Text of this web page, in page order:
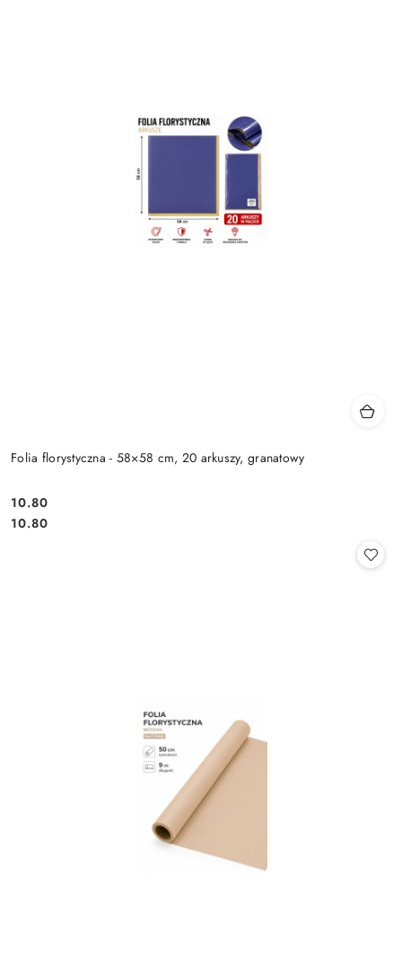
Folia florystyczna - 58×58 cm, 20 arkuszy, granatowy
Cena:
10.80
Cena:
10.80